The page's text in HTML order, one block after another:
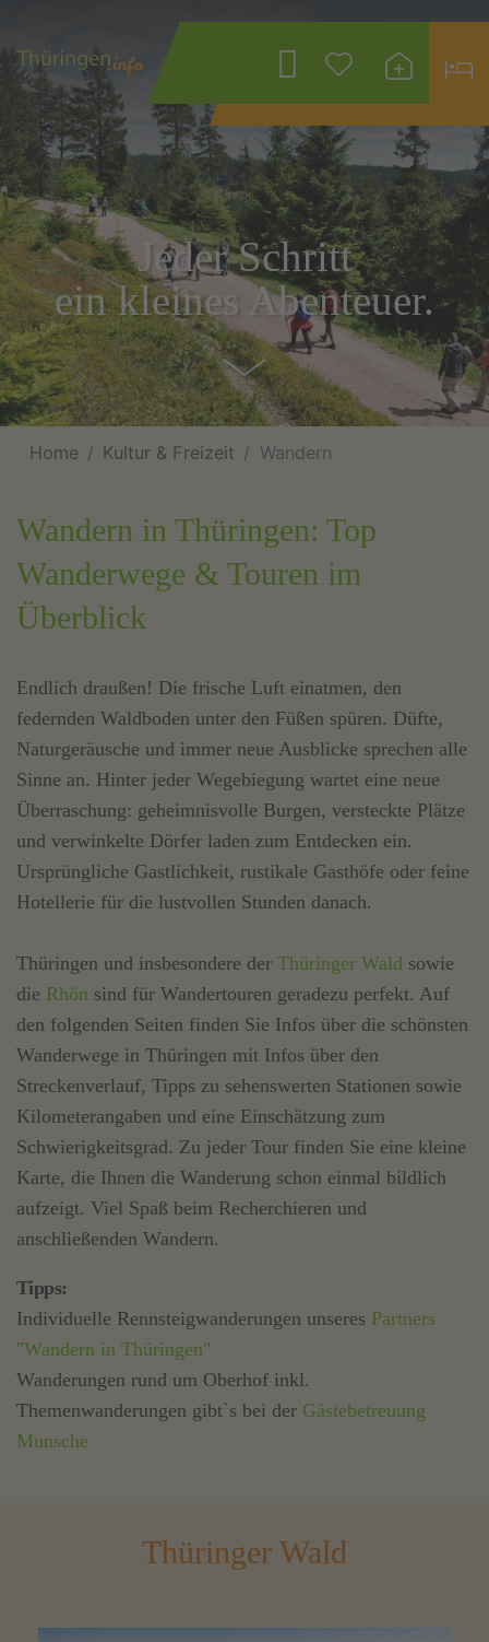
Wonach suchen
Sie?
Jeder Schritt
ein kleines Abenteuer.
Home Kultur & Freizeit Wandern
Wandern in Thüringen: Top
Wanderwege & Touren im
Überblick
Endlich draußen! Die frische Luft einatmen, den
federnden Waldboden unter den Füßen spüren. Düfte,
Naturgeräusche und immer neue Ausblicke sprechen alle
Sinne an. Hinter jeder Wegebiegung wartet eine neue
Überraschung: geheimnisvolle Burgen, versteckte Plätze
und verwinkelte Dörfer laden zum Entdecken ein.
Ursprüngliche Gastlichkeit, rustikale Gasthöfe oder feine
Hotellerie für die lustvollen Stunden danach.
Thüringen und insbesondere der Thüringer Wald sowie
die Rhön sind für Wandertouren geradezu perfekt. Auf
den folgenden Seiten finden Sie Infos über die schönsten
Wanderwege in Thüringen mit Infos über den
Streckenverlauf, Tipps zu sehenswerten Stationen sowie
Kilometerangaben und eine Einschätzung zum
Schwierigkeitsgrad. Zu jeder Tour finden Sie eine kleine
Karte, die Ihnen die Wanderung schon einmal bildlich
aufzeigt. Viel Spaß beim Recherchieren und
anschließenden Wandern.
Tipps:
Individuelle Rennsteigwanderungen unseres Partners
"Wandern in Thüringen"
Wanderungen rund um Oberhof inkl.
Themenwanderungen gibt`s bei der Gästebetreuung
Munsche
Thüringer Wald